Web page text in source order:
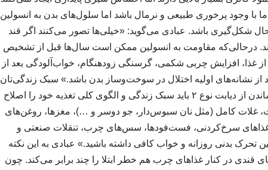
وجود پرخوری طبیعی و نرمال باشد اما سلول‌های بدن به انسولین
شکل‌گیری باشد. عبادی می‌گوید: «خیلی‌ها تصور می‌کنند اگر قند
درحالی‌که مقاومت به انسولین ممکن است سال‌ها قبل از تشخیص
غذا، افزایش چربی شکمی، گرسنگی زودهنگام، خواب‌آلودگی بعد از
نشانه‌های اولیه اختلال در سوخت‌وساز بدن باشد.» سبک زندگی‌تان
را اصلاح کنید این پزشک تاکید می‌کند که «برای دور ماندن از دیابت نوع ۲ باید سبک زندگی و الگوی کلی تغذیه خود را اصلاح
غلات کامل (مثل نان سبوس‌دار، جو دوسر و …)، مغزها، روغن‌های
سرخ‌کردنی، فست‌فودها، سس‌های چرب، تنقلات صنعتی و
بدنی روزانه و خواب کافی داشته باشید.» عبادی به این نکته
در کنار غذاهای چرب هم خطر ابتلا را چند برابر می‌کند. چون